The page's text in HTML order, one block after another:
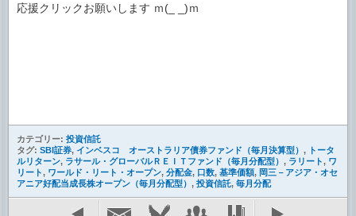
応援クリックお願いします ｍ(_ _)ｍ
カテゴリー: 投資信託
タグ: SBI証券, インベスコ オーストラリア債券ファンド（毎月決算型） , トータ
ルリターン, ラサール・グローバルＲＥＩＴファンド（毎月分配型） , ラリート, ワ
リート, ワールド・リート・オープン, 分配金, 口数, 基準価額, 岡三－アジア・オセ
アニア好配当成長株オープン（毎月分配型） , 投資信託, 毎月分配